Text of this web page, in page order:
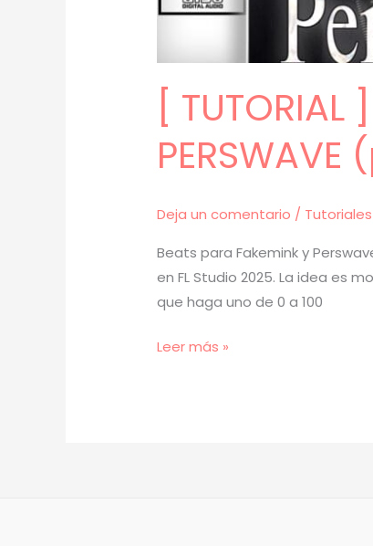
[
Deja un comentario / Tutoriales
Beats para Fakemink y
en FL Studio 2025. La idea es
que haga uno de 0 a 100
[Leer más »